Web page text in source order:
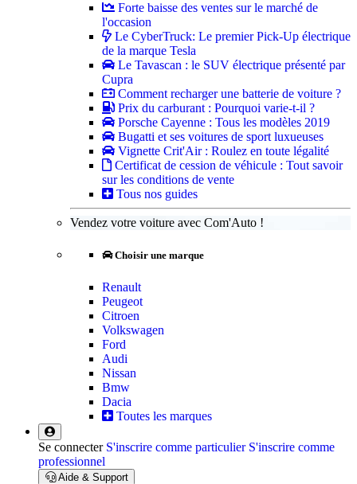
Forte baisse des ventes sur le marché de
l'occasion
Le CyberTruck: Le premier Pick-Up électrique
de la marque Tesla
Le Tavascan : le SUV électrique présenté par
Cupra
Comment recharger une batterie de voiture ?
Prix du carburant : Pourquoi varie-t-il ?
Porsche Cayenne : Tous les modèles 2019
Bugatti et ses voitures de sport luxueuses
Vignette Crit'Air : Roulez en toute légalité
Certificat de cession de véhicule : Tout savoir
sur les conditions de vente
Tous nos guides
Vendez votre voiture avec Com'Auto !
Choisir une marque
Renault
Peugeot
Citroen
Volkswagen
Ford
Audi
Nissan
Bmw
Dacia
Toutes les marques
Se connecter S'inscrire comme particulier S'inscrire comme
professionnel
Aide & Support